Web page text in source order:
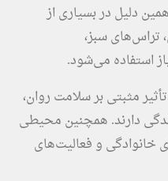
دلیل در بسیاری از
تراس‌های سبز،
استفاده می‌شود.
مثبتی بر سلامت روان،
دارند. همچنین محیطی
خانوادگی و فعالیت‌های